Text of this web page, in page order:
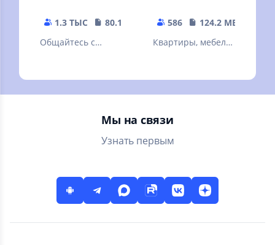
1.3 ТЫС
80.14 MB
Общайтесь с
всегда онлайн!
586
124.2 MB
Квартиры, мебель,
одном
приложении
Мы на связи
Узнать первым